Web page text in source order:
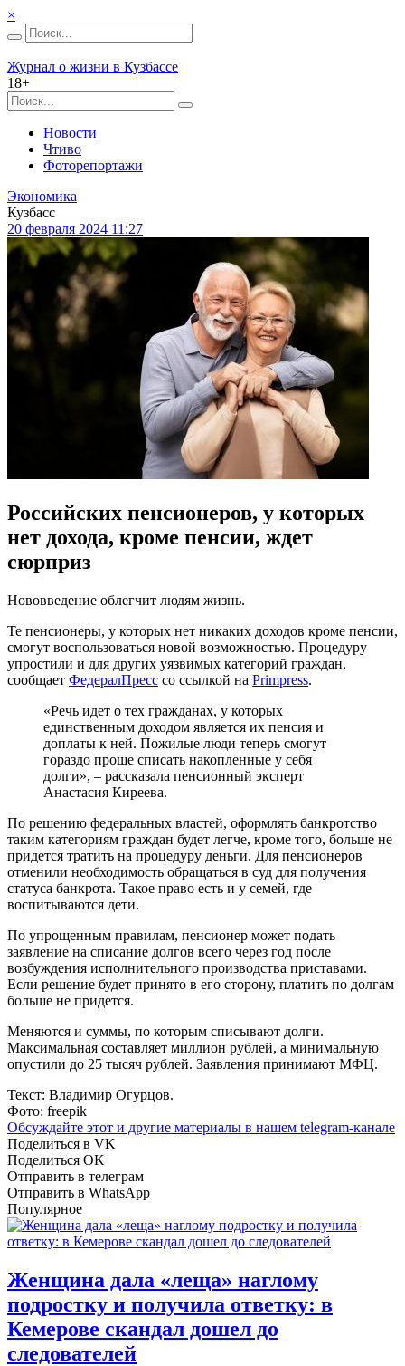
×
Журнал о жизни в Кузбассе
18+
Новости
Чтиво
Фоторепортажи
Экономика
Кузбасс
20 февраля 2024 11:27
Российских пенсионеров, у которых
нет дохода, кроме пенсии, ждет
сюрприз
Нововведение облегчит людям жизнь.
Те пенсионеры, у которых нет никаких доходов кроме пенсии,
смогут воспользоваться новой возможностью. Процедуру
упростили и для других уязвимых категорий граждан,
сообщает ФедералПресс со ссылкой на Primpress.
«Речь идет о тех гражданах, у которых
единственным доходом является их пенсия и
доплаты к ней. Пожилые люди теперь смогут
гораздо проще списать накопленные у себя
долги», – рассказала пенсионный эксперт
Анастасия Киреева.
По решению федеральных властей, оформлять банкротство
таким категориям граждан будет легче, кроме того, больше не
придется тратить на процедуру деньги. Для пенсионеров
отменили необходимость обращаться в суд для получения
статуса банкрота. Такое право есть и у семей, где
воспитываются дети.
По упрощенным правилам, пенсионер может подать
заявление на списание долгов всего через год после
возбуждения исполнительного производства приставами.
Если решение будет принято в его сторону, платить по долгам
больше не придется.
Меняются и суммы, по которым списывают долги.
Максимальная составляет миллион рублей, а минимальную
опустили до 25 тысяч рублей. Заявления принимают МФЦ.
Текст: Владимир Огурцов.
Фото: freepik
Обсуждайте этот и другие материалы в нашем telegram-канале
Поделиться в VK
Поделиться OK
Отправить в телеграм
Отправить в WhatsApp
Популярное
Женщина дала «леща» наглому
подростку и получила ответку: в
Кемерове скандал дошел до
следователей